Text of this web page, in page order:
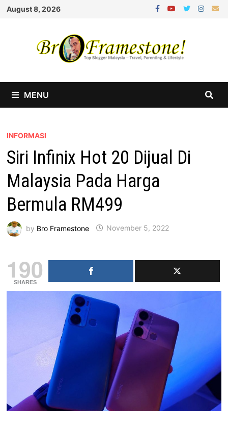
Skip
August 8, 2026
MENU
INFORMASI
Siri Infinix Hot 20 Dijual Di
Malaysia Pada Harga
Bermula RM499
by Bro Framestone November 5, 2022
190
SHARES